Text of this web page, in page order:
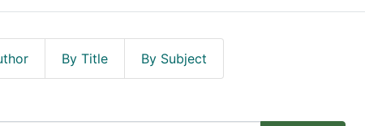
By Title By Subject
by Issue Date